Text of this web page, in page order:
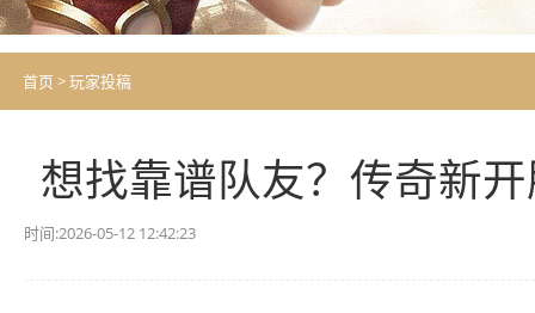
首页 >玩家投稿
想找靠谱队友？传奇新
时间:2026-05-12 12:42:23